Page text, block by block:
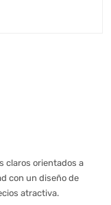
claros orientados a
con un diseño de
atractiva.